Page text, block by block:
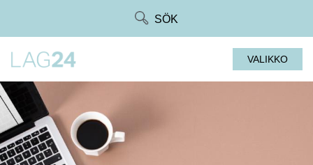
SÖK
VALIKKO